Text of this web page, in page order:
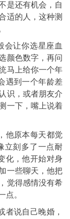
是还有机会，自
适的人，这种测
会让你选星座血
颜色数字，再问
马上给你一个年
遇到一个年龄差
识，或者朋友介
一下，嘴上说着
他原本每天都觉
立刻多了一点耐
化，他开始对身
一些聊天，他把
觉得感情没有希
点。
者说自己晚婚，